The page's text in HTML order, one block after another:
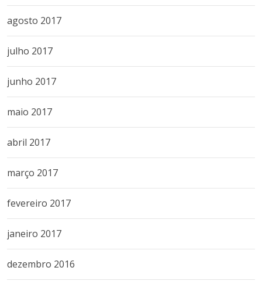
agosto 2017
julho 2017
junho 2017
maio 2017
abril 2017
março 2017
fevereiro 2017
janeiro 2017
dezembro 2016